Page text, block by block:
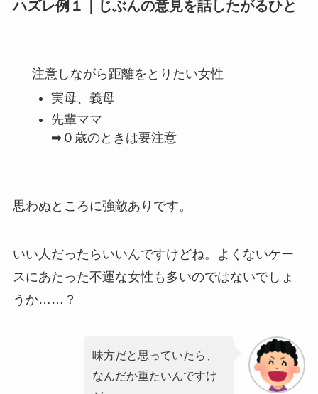
ハズレ例１｜じぶんの意見を話したがるひと
注意しながら距離をとりたい女性
実母、義母
先輩ママ
➡０歳のときは要注意
思わぬところに強敵ありです。
いい人だったらいいんですけどね。よくないケー
スにあたった不運な女性も多いのではないでしょ
うか……？
味方だと思っていたら、
なんだか重たいんですけ